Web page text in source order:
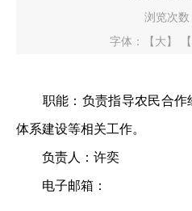
浏览次数
字体：
【大】
职能：负责指导农民合作
体系建设等相关工作。
负责人：许奕
电子邮箱：